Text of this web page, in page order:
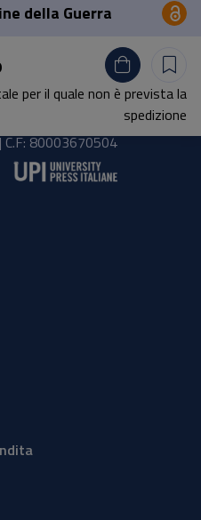
della Guerra
per il quale non è prevista la
spedizione
Press
43/44 56126 Pisa
80003670504